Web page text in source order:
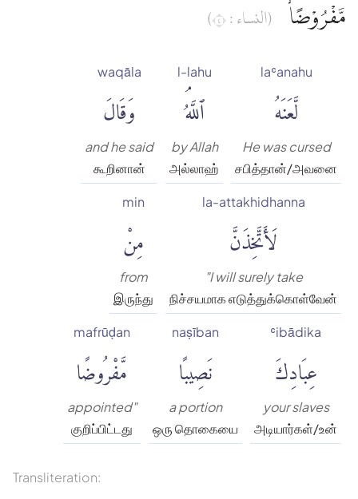
مَّفْرُوْضًاۙ
(النساء : ٤)
laʿanahu
لَّعَنَهُ
He was cursed
சபித்தான்/அவனை
l-lahu
ٱللَّهُۘ
by Allah
அல்லாஹ்
waqāla
وَقَالَ
and he said
கூறினான்
la-attakhidhanna
لَأَتَّخِذَنَّ
"I will surely take
நிச்சயமாக எடுத்துக்கொள்வேன்
min
مِنْ
from
இருந்து
ʿibādika
عِبَادِكَ
your slaves
அடியார்கள்/உன்
naṣīban
نَصِيبًا
a portion
ஒரு தொகையை
mafrūḍan
مَّفْرُوضًا
appointed"
குறிப்பிட்டது
Transliteration: